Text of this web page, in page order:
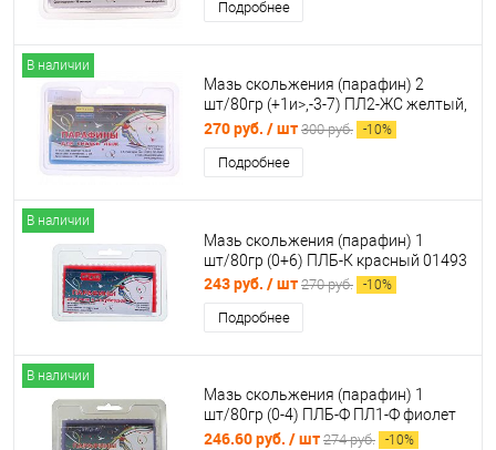
Подробнее
В наличии
Мазь скольжения (парафин) 2
шт/80гр (+1и>,-3-7) ПЛ2-ЖС желтый,
синий 01490
270 руб. / шт 300 руб. -10%
Подробнее
В наличии
Мазь скольжения (парафин) 1
шт/80гр (0+6) ПЛБ-К красный 01493
243 руб. / шт 270 руб. -10%
Подробнее
В наличии
Мазь скольжения (парафин) 1
шт/80гр (0-4) ПЛБ-Ф ПЛ1-Ф фиолет
01494
246.60 руб. / шт 274 руб. -10%